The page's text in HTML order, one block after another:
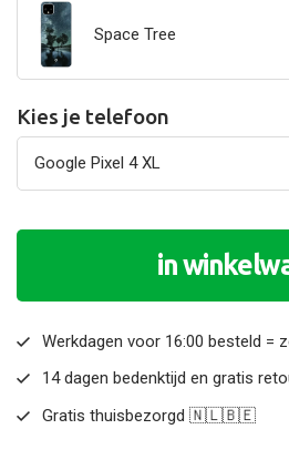
Space Tree
Kies je telefoon
in
Werkdagen voor 16:00 besteld =
14 dagen bedenktijd en gratis
Gratis thuisbezorgd 🇳🇱🇧🇪